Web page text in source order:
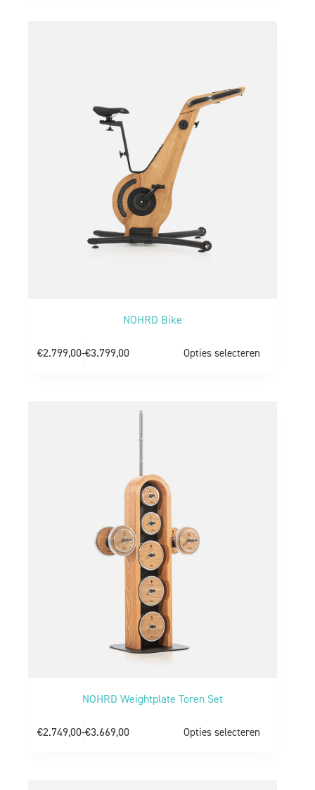
NOHRD Bike
€2.799,00-€3.799,00 Opties selecteren
NOHRD Weightplate Toren Set
€2.749,00-€3.669,00 Opties selecteren